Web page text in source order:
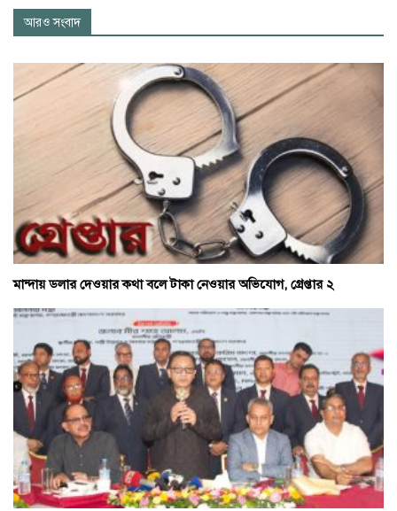
আরও সংবাদ
মান্দায় ডলার দেওয়ার কথা বলে টাকা নেওয়ার অভিযোগ, গ্রেপ্তার ২